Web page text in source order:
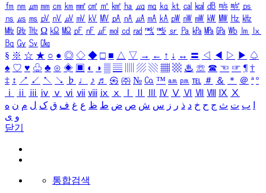
㎙ ㎚ ㎛ ㎜ ㎝ ㎞ ㎟ ㎠ ㎡ ㎢ ㏊ ㎍ ㎎ ㎏ ㏏ ㎈ ㎉ ㏈ ㎧ ㎨ ㎰
㎱ ㎲ ㎳ ㎴ ㎵ ㎶ ㎷ ㎸ ㎹ ㎀ ㎁ ㎂ ㎃ ㎄ ㎺ ㎻ ㎽ ㎾ ㎿ ㎐ ㎑
㎒ ㎓ ㎔ Ω ㏀ ㏁ ㎊ ㎋ ㎌ ㏖ ㏅ ㎭ ㎮ ㎯ ㏛ ㎩ ㎪ ㎫ ㎬ ㏝ ㏐
㏓
㏃ ㏉ ㏜ ㏆
§ ※ ☆ ★ ○ ● ◎ ◇ ◆ □ ■ △ ▽ → ← ↑ ↓ ↔ 〓 ◁ ◀ ▷ ▶ ♤
♠ ♡ ♥ ♧ ♣ ⊙ ◈ ▣ ◐ ◑ ▒ ▤ ▨ ▧ ▦ ▩ ♨ ☏ ☎ ☜ ☞ ¶ †
‡ ↕ ↗ ↙ ↖ ↘ ♭ ♩ ♪ ♬ ㉿ ㈜ № ㏇ ™ ㏂ ㏘ ℡ ＃ ＆ ＊ ＠ ª º
ⅰ
ⅱ ⅲ ⅳ ⅴ ⅵ ⅶ ⅷ ⅸ ⅹ Ⅳ Ⅴ Ⅵ Ⅶ Ⅷ Ⅸ Ⅹ
ب ت ث ج ح خ د ذ ر ز س ش ص ض ط ظ ع غ ف ق ک ل م ن ه
و ی
닫기
통합검색